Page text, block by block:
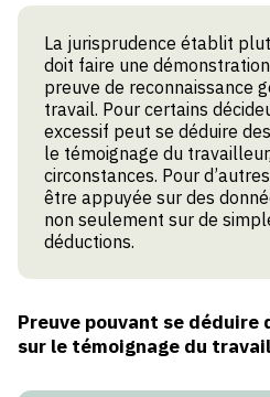
La jurisprudence établit
doit faire une
preuve de reconnaissance
travail. Pour certains
excessif peut se déduire
le témoignage du
circonstances. Pour
être appuyée sur des
non seulement sur de
déductions.
Preuve pouvant se
sur le témoignage du